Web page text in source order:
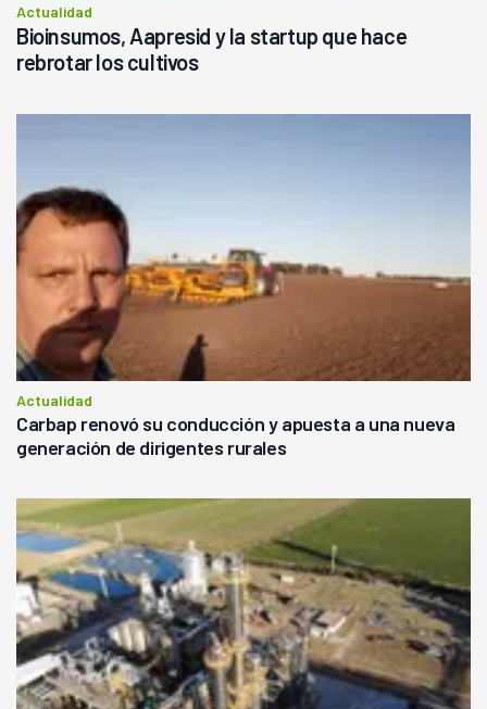
Actualidad
Bioinsumos, Aapresid y la startup que hace
rebrotar los cultivos
Actualidad
Carbap renovó su conducción y apuesta a una nueva
generación de dirigentes rurales